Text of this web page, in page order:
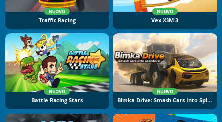
NUOVO
Traffic Racing
NUOVO
Vex X3M 3
NUOVO
Battle Racing Stars
NUOVO
Bimka Drive: Smash Cars Into Splinters